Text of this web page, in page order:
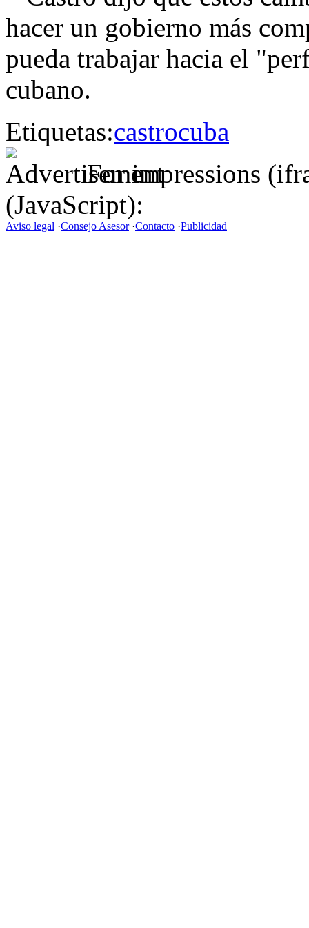
hacer un gobierno más
pueda trabajar hacia el
cubano.
Etiquetas:castrocuba
For impressions
(JavaScript):
Aviso legal ·Consejo Asesor·Contacto ·Publicidad